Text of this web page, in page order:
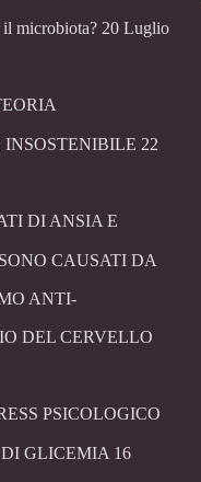
il microbiota? 20 Luglio
22
DI ANSIA E
CAUSATI DA
ANTI-
DEL CERVELLO
PSICOLOGICO
GLICEMIA 16